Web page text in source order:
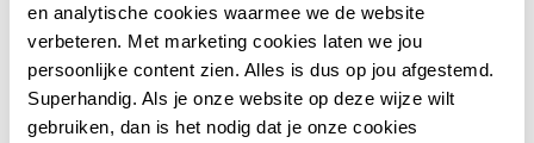
en analytische cookies waarmee we de website
verbeteren. Met marketing cookies laten we jou
persoonlijke content zien. Alles is dus op jou afgestemd.
Superhandig. Als je onze website op deze wijze wilt
gebruiken, dan is het nodig dat je onze cookies